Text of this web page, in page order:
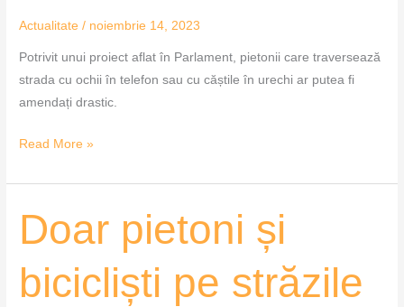
Actualitate / noiembrie 14, 2023
Potrivit unui proiect aflat în Parlament, pietonii care traversează
strada cu ochii în telefon sau cu căștile în urechi ar putea fi
amendați drastic.
Read More »
Doar pietoni și
bicicliști pe străzile
Doar
pietoni
bicicliști